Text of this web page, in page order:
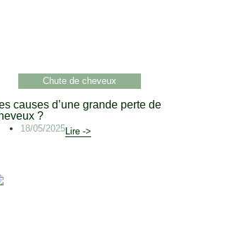
Chute de cheveux
causes d’une grande perte de
?
18/05/2025Lire ->